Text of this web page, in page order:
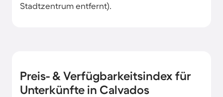
Stadtzentrum entfernt).
Preis- & Verfügbarkeitsindex für
Unterkünfte in Calvados